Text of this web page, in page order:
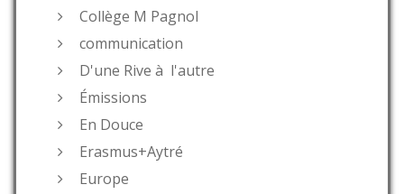
Collège M Pagnol
communication
D'une Rive à l'autre
Émissions
En Douce
Erasmus+Aytré
Europe